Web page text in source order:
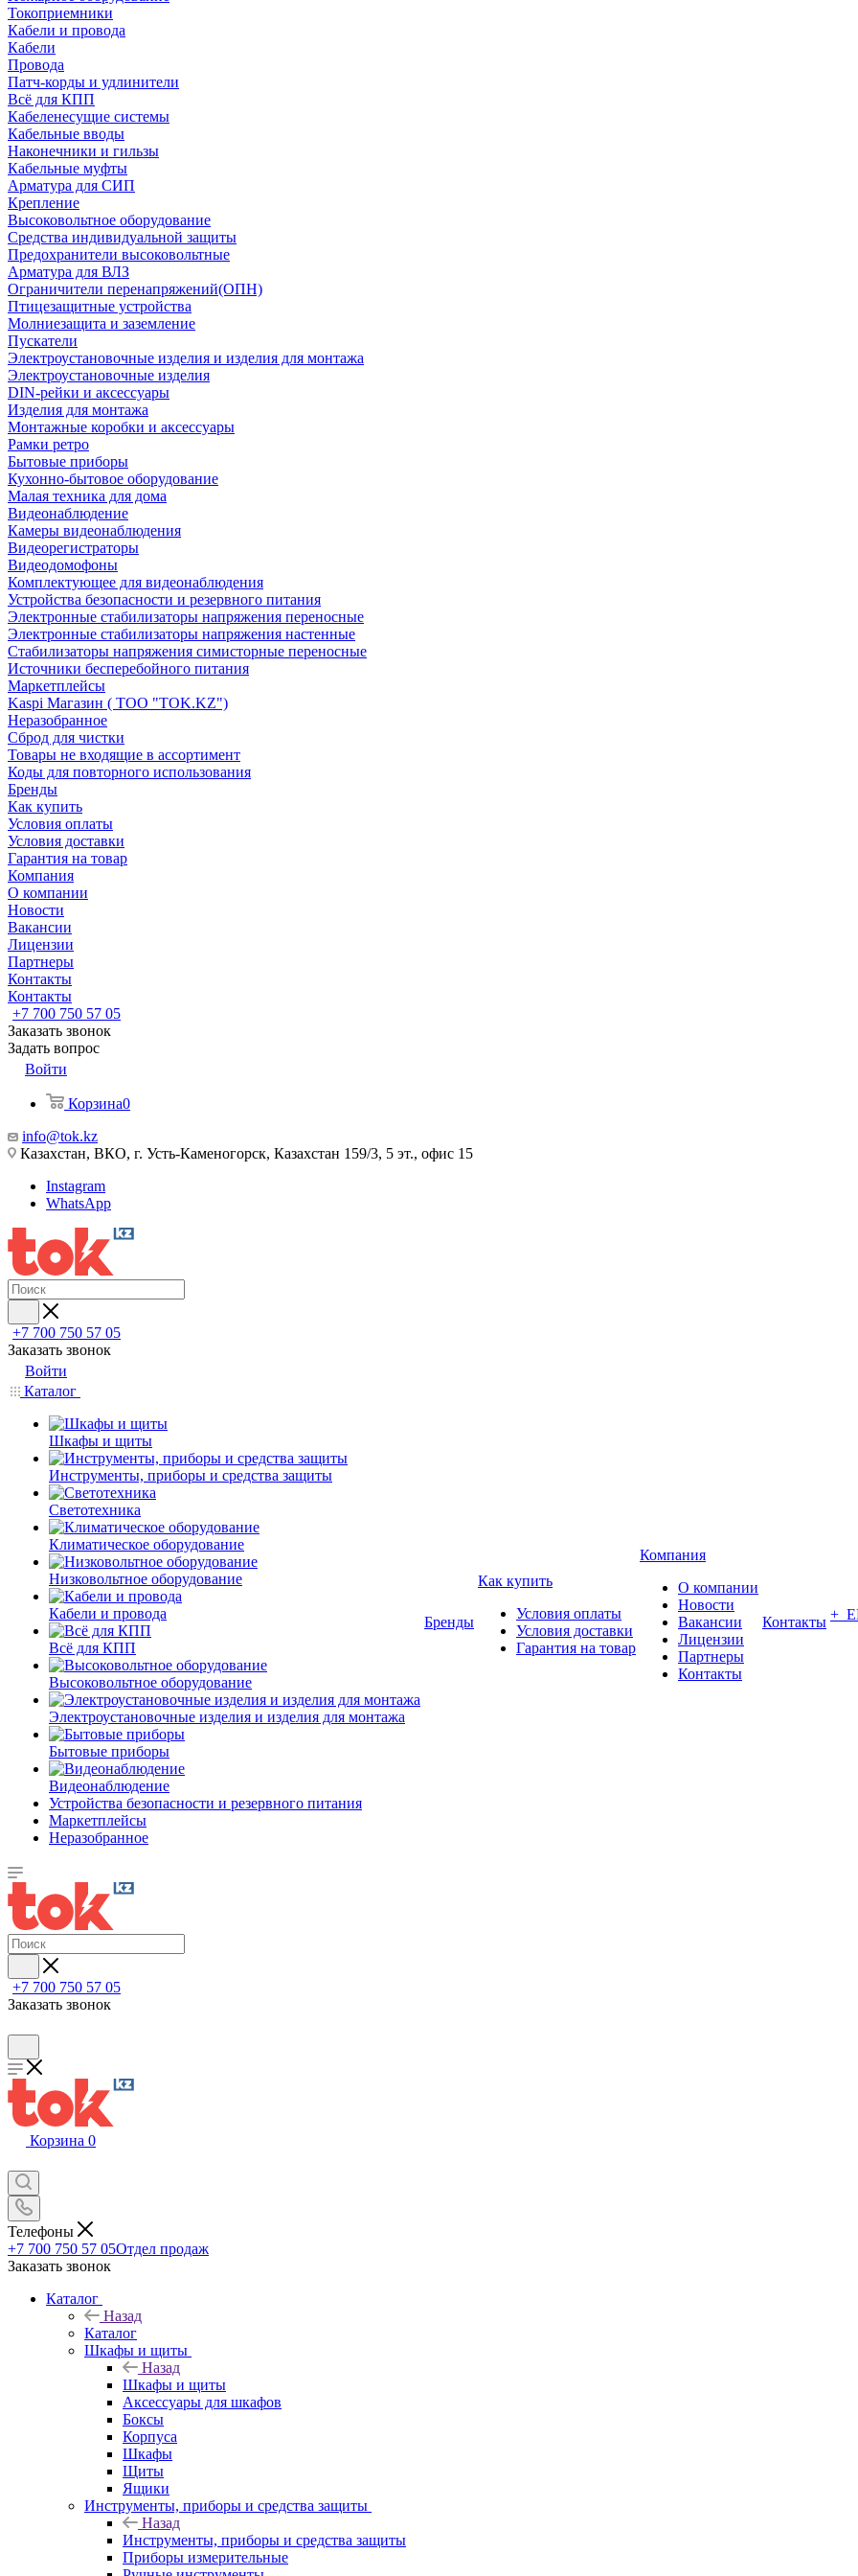
Токоприемники
Кабели и провода
Кабели
Провода
Патч-корды и удлинители
Всё для КПП
Кабеленесущие системы
Кабельные вводы
Наконечники и гильзы
Кабельные муфты
Арматура для СИП
Крепление
Высоковольтное оборудование
Средства индивидуальной защиты
Предохранители высоковольтные
Арматура для ВЛЗ
Ограничители перенапряжений(ОПН)
Птицезащитные устройства
Молниезащита и заземление
Пускатели
Электроустановочные изделия и изделия для монтажа
Электроустановочные изделия
DIN-рейки и аксессуары
Изделия для монтажа
Монтажные коробки и аксессуары
Рамки ретро
Бытовые приборы
Кухонно-бытовое оборудование
Малая техника для дома
Видеонаблюдение
Камеры видеонаблюдения
Видеорегистраторы
Видеодомофоны
Комплектующее для видеонаблюдения
Устройства безопасности и резервного питания
Электронные стабилизаторы напряжения переносные
Электронные стабилизаторы напряжения настенные
Стабилизаторы напряжения симисторные переносные
Источники бесперебойного питания
Маркетплейсы
Kaspi Магазин ( ТОО "TOK.KZ")
Неразобранное
Сброд для чистки
Товары не входящие в ассортимент
Коды для повторного использования
Бренды
Как купить
Условия оплаты
Условия доставки
Гарантия на товар
Компания
О компании
Новости
Вакансии
Лицензии
Партнеры
Контакты
Контакты
+7 700 750 57 05
Заказать звонок
Задать вопрос
Войти
Корзина0
info@tok.kz
Казахстан, ВКО, г. Усть-Каменогорск, Казахстан 159/3, 5 эт., офис 15
Instagram
WhatsApp
+7 700 750 57 05
Заказать звонок
Войти
Каталог
Шкафы и щиты
Инструменты, приборы и средства защиты
Светотехника
Климатическое оборудование
Низковольтное оборудование
Кабели и провода
Всё для КПП
Высоковольтное оборудование
Электроустановочные изделия и изделия для монтажа
Бытовые приборы
Видеонаблюдение
Устройства безопасности и резервного питания
Маркетплейсы
Неразобранное
Бренды
Как купить
Условия оплаты
Условия доставки
Гарантия на товар
Компания
О компании
Новости
Вакансии
Лицензии
Партнеры
Контакты
Контакты +
+7 700 750 57 05
Заказать звонок
Корзина 0
Телефоны
+7 700 750 57 05Отдел продаж
Заказать звонок
Каталог
Назад
Каталог
Шкафы и щиты
Назад
Шкафы и щиты
Аксессуары для шкафов
Боксы
Корпуса
Шкафы
Щиты
Ящики
Инструменты, приборы и средства защиты
Назад
Инструменты, приборы и средства защиты
Приборы измерительные